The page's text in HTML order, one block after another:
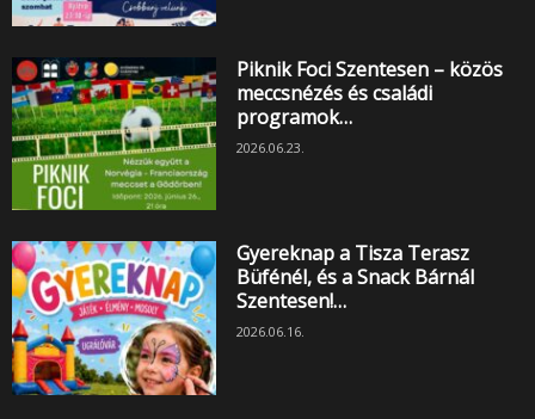
Piknik Foci Szentesen – közös
meccsnézés és családi
programok…
2026.06.23.
Gyereknap a Tisza Terasz
Büfénél, és a Snack Bárnál
Szentesen!…
2026.06.16.